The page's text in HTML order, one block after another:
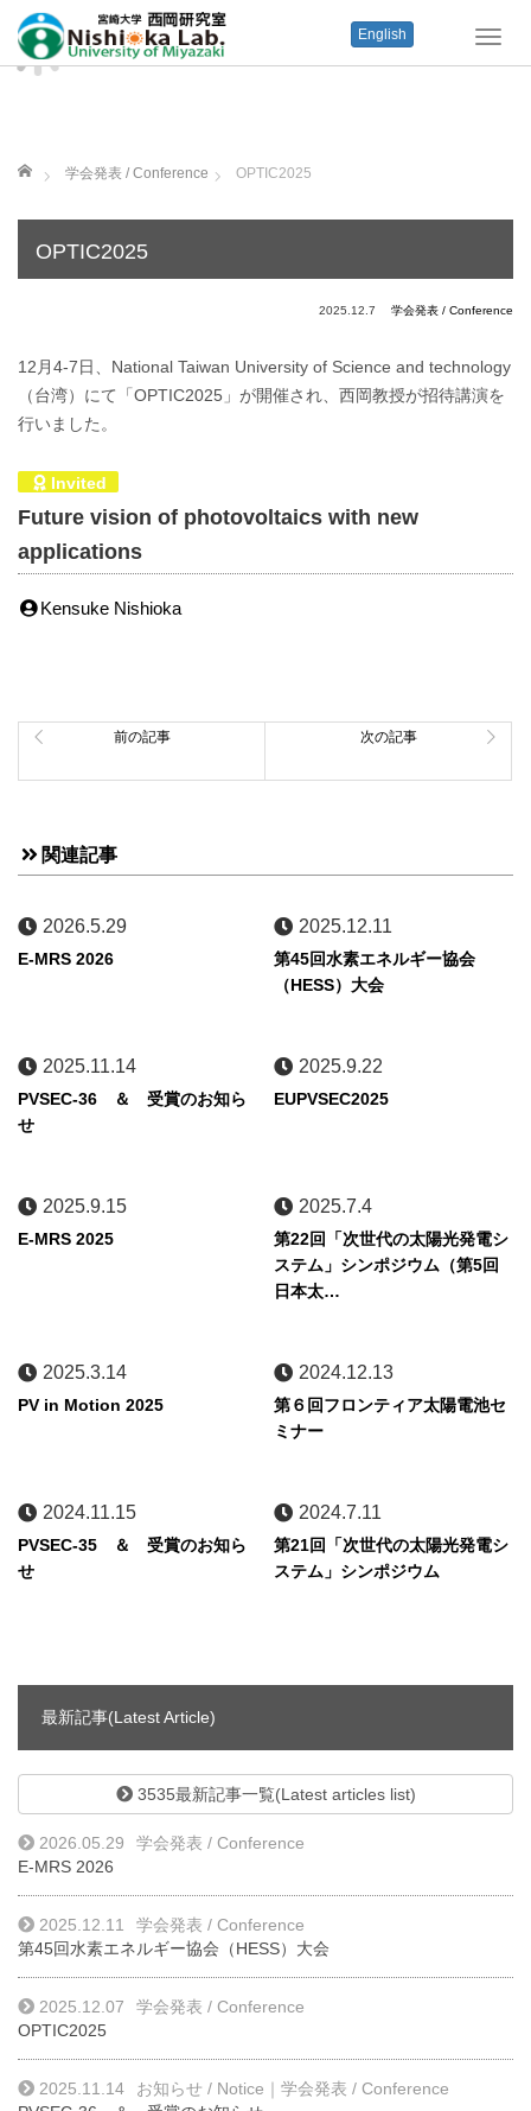
T
o
g
o
n
English
ホーム 学会発表 / Conference OPTIC2025
OPTIC2025
2025.12.7 学会発表 / Conference
12月4-7日、National Taiwan University of Science and technology
（台湾）にて「OPTIC2025」が開催され、西岡教授が招待講演を
行いました。
Invited
Future vision of photovoltaics with new
applications
Kensuke Nishioka
前の記事 次の記事
関連記事
2026.5.29
E-MRS 2026
2025.12.11
第45回水素エネルギー協会
（HESS）大会
2025.11.14
PVSEC-36 ＆ 受賞のお知ら
せ
2025.9.22
EUPVSEC2025
2025.9.15
E-MRS 2025
2025.7.4
第22回「次世代の太陽光発電シ
ステム」シンポジウム（第5回
日本太…
2025.3.14
PV in Motion 2025
2024.12.13
第６回フロンティア太陽電池セ
ミナー
2024.11.15
PVSEC-35 ＆ 受賞のお知ら
せ
2024.7.11
第21回「次世代の太陽光発電シ
ステム」シンポジウム
最新記事(Latest Article)
3535最新記事一覧(Latest articles list)
2026.05.29
学会発表 / Conference
E-MRS 2026
2025.12.11
学会発表 / Conference
第45回水素エネルギー協会（HESS）大会
2025.12.07
学会発表 / Conference
OPTIC2025
2025.11.14 お知らせ / Notice
学会発表 / Conference